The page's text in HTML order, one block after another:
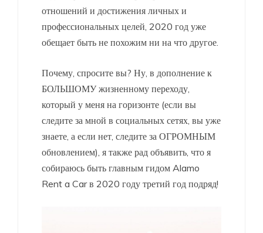
отношений и достижения личных и
профессиональных целей, 2020 год уже
обещает быть не похожим ни на что другое.
Почему, спросите вы? Ну, в дополнение к
БОЛЬШОМУ жизненному переходу,
который у меня на горизонте (если вы
следите за мной в социальных сетях, вы уже
знаете, а если нет, следите за ОГРОМНЫМ
обновлением), я также рад объявить, что я
собираюсь быть главным гидом Alamo
Rent a Car в 2020 году третий год подряд!